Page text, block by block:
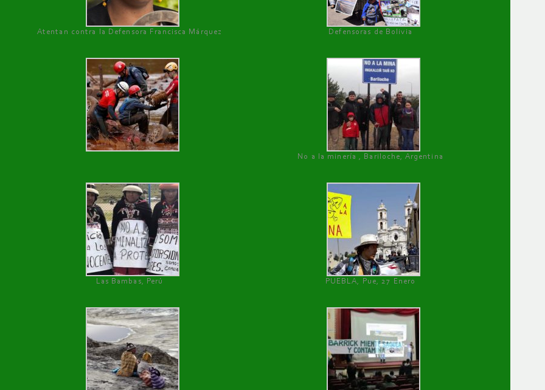
Atentan contra la Defensora Francisca Márquez Defensoras de Bolivia
No a la minería , Bariloche, Argentina
Las Bambas, Perú PUEBLA, Pue, 27 Enero